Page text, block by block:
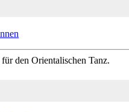
den Orientalischen Tanz.